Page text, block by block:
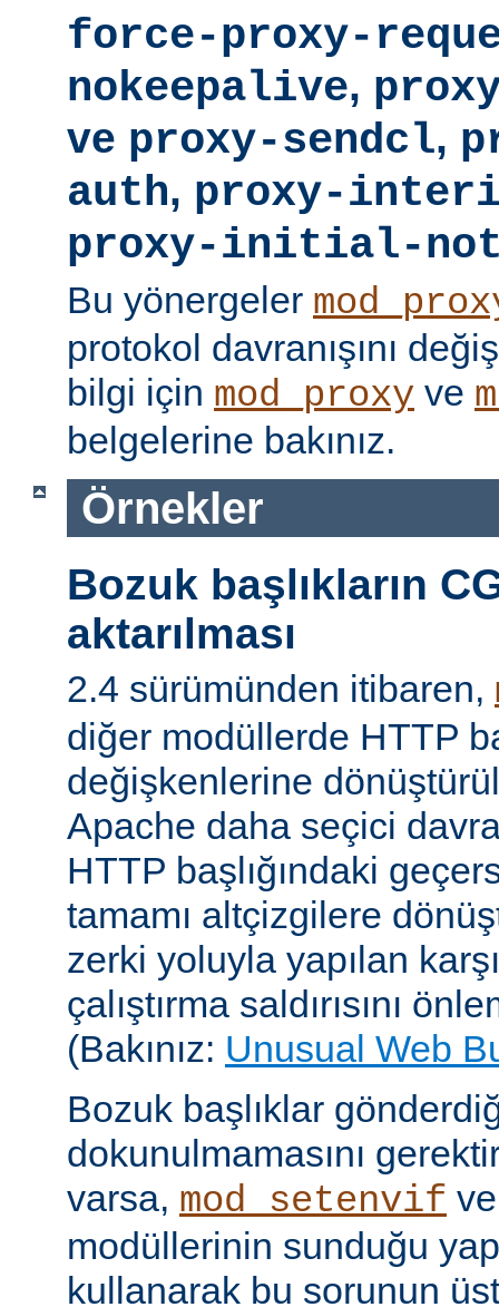
force-proxy-
nokeepalive,
ve proxy-sendcl,
auth, proxy-
proxy-initial-
Bu yönergeler
protokol davranışını
bilgi için mod_proxy ve
belgelerine bakınız.
Örnekler
Bozuk başlıkların
aktarılması
2.4 sürümünden itibaren,
diğer modüllerde HTTP
değişkenlerine
Apache daha seçici
HTTP başlığındaki
tamamı altçizgilere
zerki yoluyla yapılan
çalıştırma saldırısını
(Bakınız: Unusual Web
Bozuk başlıklar
dokunulmamasını
varsa, mod_setenvif
modüllerinin sunduğu
kullanarak bu sorunun